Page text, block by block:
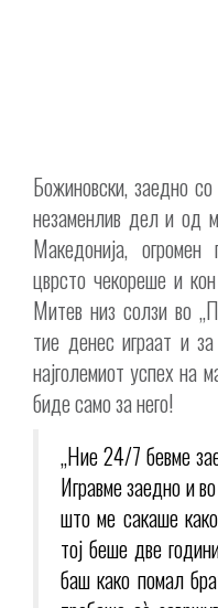
Божиновски, заедно
незаменлив дел и од
Македонија, огромен
цврсто чекореше и
Митев низ солзи во
тие денес играат и
најголемиот успех на
биде само за него!
„Ние 24/7 бевме
Игравме заедно и
што ме сакаше
тој беше две
баш како помал